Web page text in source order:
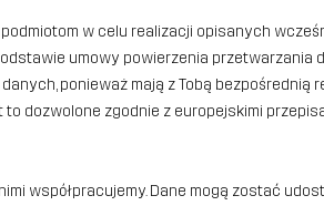
w celu realizacji opisanych
umowy powierzenia
ponieważ mają z Tobą bezpośrednią
dozwolone zgodnie z europejskimi
współpracujemy. Dane mogą zostać